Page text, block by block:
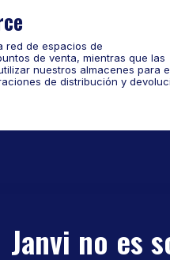
red de espacios de
de venta, mientras que las
nuestros almacenes para
de distribución y
Janvi no es